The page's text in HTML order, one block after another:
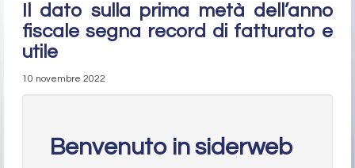
Il dato sulla prima metà dell’anno
fiscale segna record di fatturato e
utile
10 novembre 2022
Benvenuto in siderweb